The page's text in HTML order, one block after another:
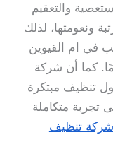
والتعقيم
ونعومتها، لذلك
في ام القيوين
كما أن شركة
تنظيف مبتكرة
تجربة متكاملة
شركة تنظيف